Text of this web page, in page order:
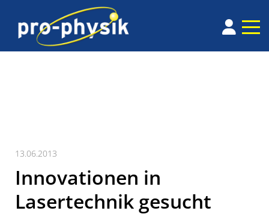
13.06.2013
Innovationen in
Lasertechnik gesucht